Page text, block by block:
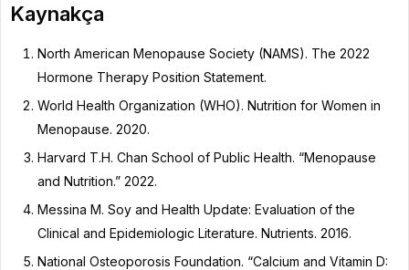
Kaynakça
North American Menopause Society (NAMS). The 2022
Hormone Therapy Position Statement.
World Health Organization (WHO). Nutrition for Women in
Menopause. 2020.
Harvard T.H. Chan School of Public Health. “Menopause
and Nutrition.” 2022.
Messina M. Soy and Health Update: Evaluation of the
Clinical and Epidemiologic Literature. Nutrients. 2016.
National Osteoporosis Foundation. “Calcium and Vitamin D: